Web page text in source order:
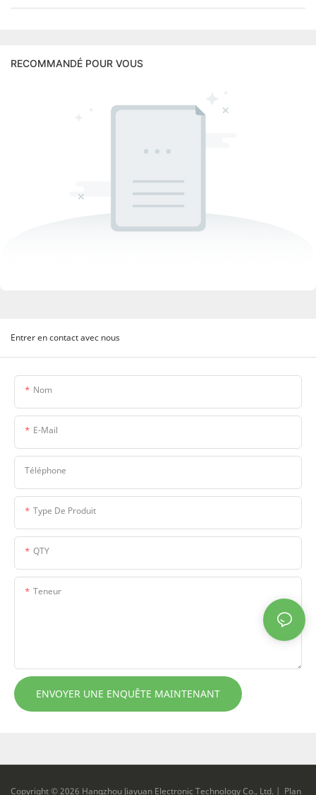
RECOMMANDÉ POUR VOUS
Entrer en contact avec nous
Nom
E-Mail
Téléphone
Type De Produit
QTY
Teneur
ENVOYER UNE ENQUÊTE MAINTENANT
Copyright © 2026 Hangzhou Jiayuan Electronic Technology Co., Ltd. | Plan